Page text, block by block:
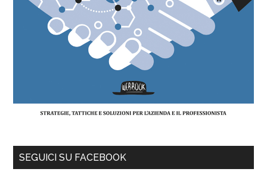
SEGUICI SU FACEBOOK